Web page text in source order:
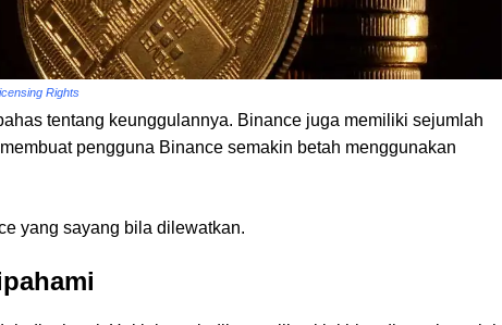
Rights
tentang keunggulannya. Binance juga memiliki sejumlah
pengguna Binance semakin betah menggunakan
yang sayang bila dilewatkan.